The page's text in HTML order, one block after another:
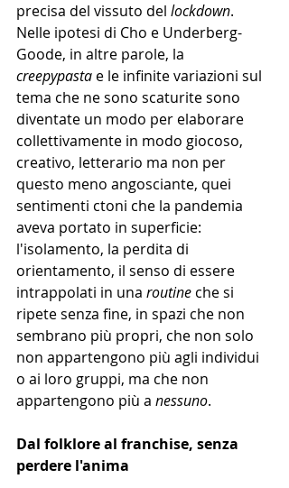
precisa del vissuto del lockdown.
Nelle ipotesi di Cho e Underberg-
Goode, in altre parole, la
creepypasta e le infinite variazioni sul
tema che ne sono scaturite sono
diventate un modo per elaborare
collettivamente in modo giocoso,
creativo, letterario ma non per
questo meno angosciante, quei
sentimenti ctoni che la pandemia
aveva portato in superficie:
l'isolamento, la perdita di
orientamento, il senso di essere
intrappolati in una routine che si
ripete senza fine, in spazi che non
sembrano più propri, che non solo
non appartengono più agli individui
o ai loro gruppi, ma che non
appartengono più a nessuno.
Dal folklore al franchise, senza
perdere l'anima